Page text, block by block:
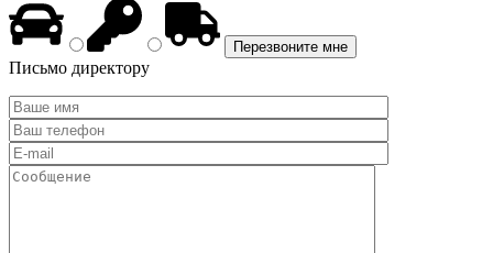
Письмо директору